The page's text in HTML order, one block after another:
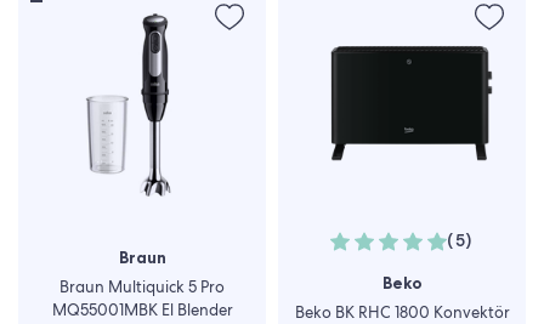
Braun
Braun Multiquick 5 Pro
MQ55001MBK El Blender
(5)
Beko
Beko BK RHC 1800 Konvektör